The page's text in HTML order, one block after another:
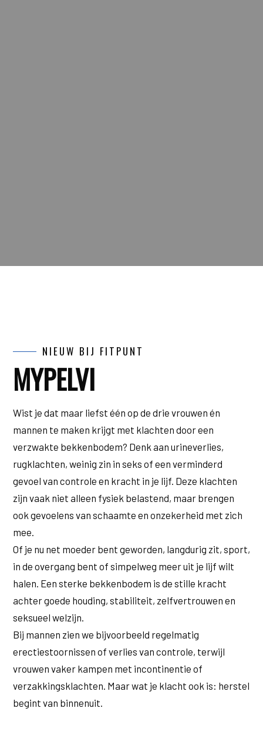
NIEUW BIJ FITPUNT
MYPELVI
Wist je dat maar liefst één op de drie vrouwen én
mannen te maken krijgt met klachten door een
verzwakte bekkenbodem? Denk aan urineverlies,
rugklachten, weinig zin in seks of een verminderd
gevoel van controle en kracht in je lijf. Deze klachten
zijn vaak niet alleen fysiek belastend, maar brengen
ook gevoelens van schaamte en onzekerheid met zich
mee.
Of je nu net moeder bent geworden, langdurig zit, sport,
in de overgang bent of simpelweg meer uit je lijf wilt
halen. Een sterke bekkenbodem is de stille kracht
achter goede houding, stabiliteit, zelfvertrouwen en
seksueel welzijn.
Bij mannen zien we bijvoorbeeld regelmatig
erectiestoornissen of verlies van controle, terwijl
vrouwen vaker kampen met incontinentie of
verzakkingsklachten. Maar wat je klacht ook is: herstel
begint van binnenuit.